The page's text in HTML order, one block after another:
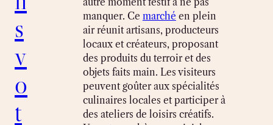
s
v
o
t
autre moment festif à ne pas
manquer. Ce marché en plein
air réunit artisans, producteurs
locaux et créateurs, proposant
des produits du terroir et des
objets faits main. Les visiteurs
peuvent goûter aux spécialités
culinaires locales et participer à
des ateliers de loisirs créatifs.